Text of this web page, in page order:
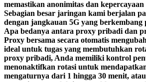
memastikan anonimitas dan
Sebagian besar jaringan kami berjalan
dengan jangkauan 5G yang berkembang
Apa bedanya antara proxy pribadi dan
Proxy bersama secara otomatis
ideal untuk tugas yang membutuhkan
proxy pribadi, Anda memiliki kontrol
menonaktifkan rotasi untuk
mengaturnya dari 1 hingga 30 menit,